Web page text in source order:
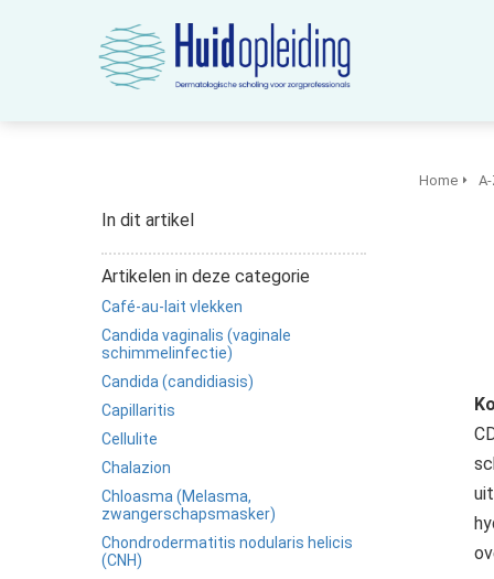
In dit artikel
Artikelen in deze categorie
Café-au-lait vlekken
Candida vaginalis (vaginale
schimmelinfectie)
Candida (candidiasis)
Capillaritis
Cellulite
Chalazion
Chloasma (Melasma,
zwangerschapsmasker)
Chondrodermatitis nodularis helicis
(CNH)
Home
over
gebruikt
bezoekers te
Hierdoor
website-
relevante
tonen
op het
van deze